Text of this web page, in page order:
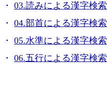
03.読みによる漢字検索
04.部首による漢字検索
05.水準による漢字検索
06.五行による漢字検索